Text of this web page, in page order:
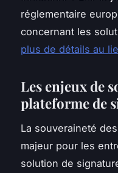
réglementaire
concernant les
plus de détails au
Les enjeux de
plateforme de
La souveraineté
majeur pour les
solution de